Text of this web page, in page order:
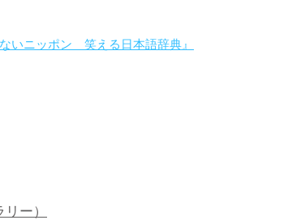
いニッポン 笑える日本語辞典』
ー）